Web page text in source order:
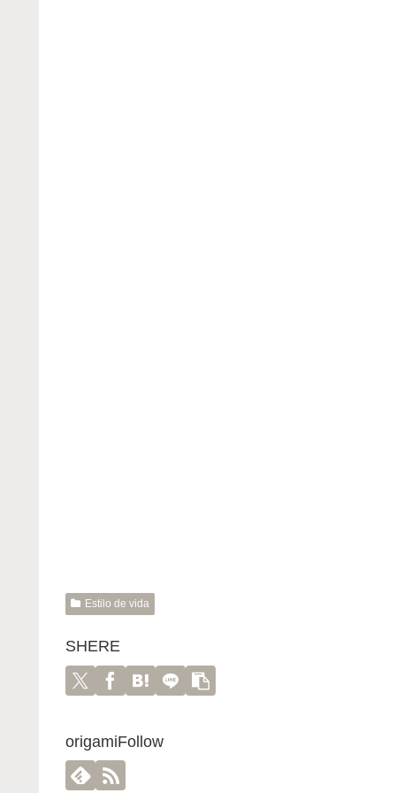
Estilo de vida
SHERE
origamiFollow